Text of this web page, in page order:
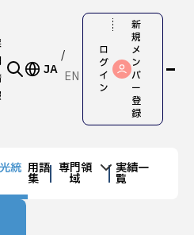
JA EN
ロ
グ
イ
ン
新
規
メ
ン
バ
ー
登
録
統 用語
集
専門領
域
実績一
覧